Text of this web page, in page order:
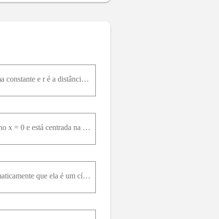
Um disco de raio R tem uma distribuição superficial de cargas dada por σ = σ 0 R / r , onde σ 0 é uma constante e r é a distância ao centro do disco. (a) Determine a carga total no disco. (b) Determin
Uma carga de + 2,00n C está uniformemente distribuída em um anel de raio 10,0c m que está no plano x = 0 e está centrada na origem. Uma carga puntiforme de + 1,00n C está inicialmente localizada no ei
A curva equipotencial cujo gráfico foi feito no Problema 75 deveria ser um círculo. (a) Mostre matematicamente que ela é um círculo. (b) O círculo equipotencial no plano xy é a interseção de uma super